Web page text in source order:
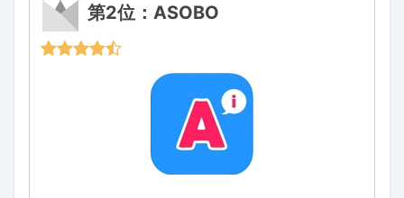
第2位：ASOBO